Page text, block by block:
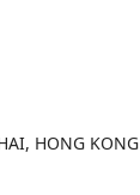
HONG KONG